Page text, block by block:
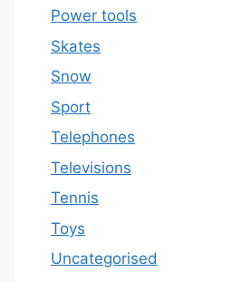
Power tools
Skates
Snow
Sport
Telephones
Televisions
Tennis
Toys
Uncategorised